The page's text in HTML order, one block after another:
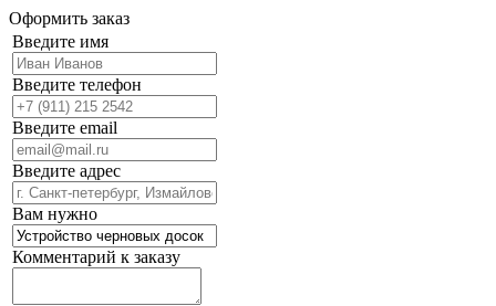
Оформить заказ
Введите имя
Введите телефон
Введите email
Введите адрес
Вам нужно
Комментарий к заказу